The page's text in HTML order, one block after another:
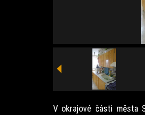
V okrajové části města